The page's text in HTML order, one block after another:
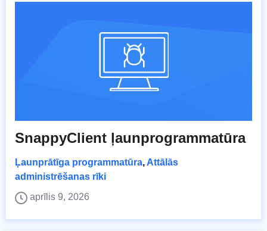
SnappyClient ļaunprogrammatūra
Ļaunprātīga programmatūra, Attālās
administrēšanas rīki
aprīlis 9, 2026